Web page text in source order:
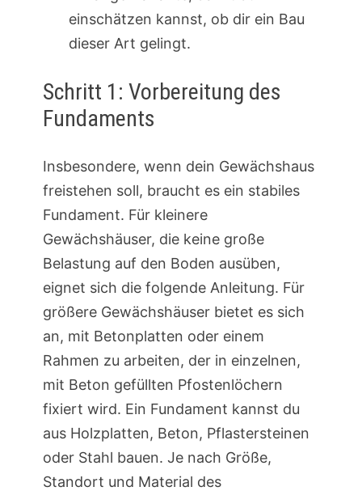
einschätzen kannst, ob dir ein Bau
dieser Art gelingt.
Schritt 1: Vorbereitung des
Fundaments
Insbesondere, wenn dein Gewächshaus
freistehen soll, braucht es ein stabiles
Fundament. Für kleinere
Gewächshäuser, die keine große
Belastung auf den Boden ausüben,
eignet sich die folgende Anleitung. Für
größere Gewächshäuser bietet es sich
an, mit Betonplatten oder einem
Rahmen zu arbeiten, der in einzelnen,
mit Beton gefüllten Pfostenlöchern
fixiert wird. Ein Fundament kannst du
aus Holzplatten, Beton, Pflastersteinen
oder Stahl bauen. Je nach Größe,
Standort und Material des